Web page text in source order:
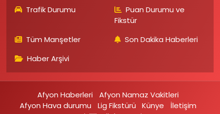
Trafik Durumu
Puan Durumu ve
Fikstür
Tüm Manşetler
Son Dakika Haberleri
Haber Arşivi
Afyon Haberleri
Afyon Namaz Vakitleri
Afyon Hava durumu
Lig Fikstürü Künye
İletişim